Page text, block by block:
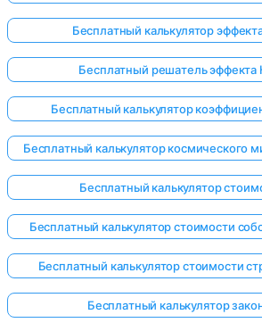
Бесплатный калькулятор
Бесплатный решатель эффекта
Бесплатный калькулятор
Бесплатный калькулятор космического
Бесплатный калькулятор
Бесплатный калькулятор стоимости
Бесплатный калькулятор стоимости
Бесплатный калькулятор